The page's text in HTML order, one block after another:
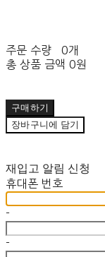
주문 수량
0개
총 상품 금액 0원
구매하기
장바구니에 담기
재입고 알림 신청
휴대폰 번호
-
-